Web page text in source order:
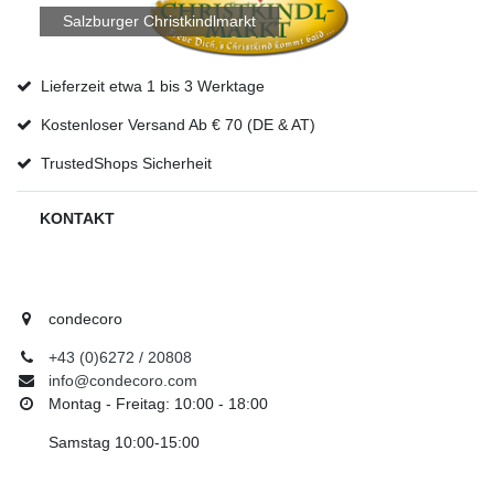
Salzburger Christkindlmarkt
Lieferzeit etwa 1 bis 3 Werktage
Kostenloser Versand Ab € 70 (DE & AT)
TrustedShops Sicherheit
KONTAKT
condecoro
+43 (0)6272 / 20808
info@condecoro.com
Montag - Freitag: 10:00 - 18:00
Samstag 10:00-15:00